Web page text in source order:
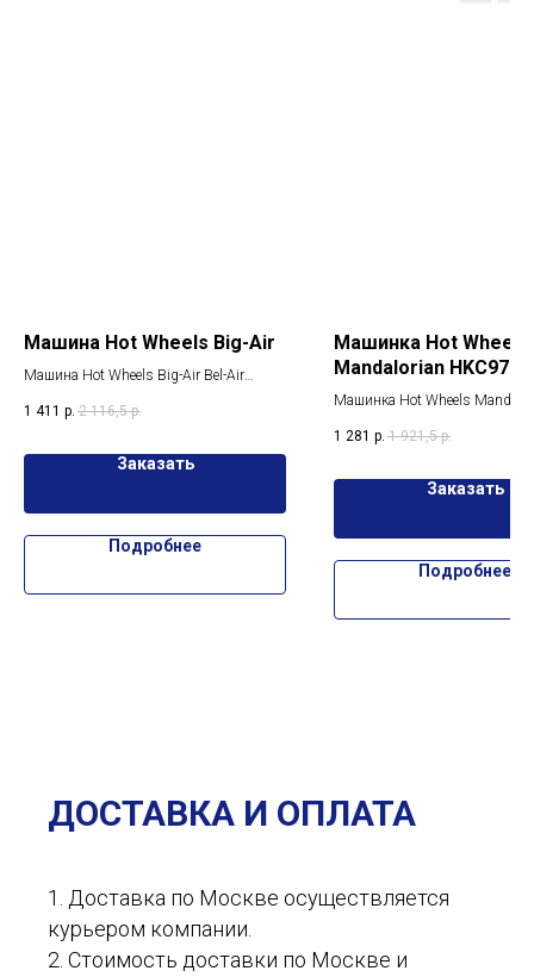
Машина Hot Wheels Big-Air
Машина Hot Wheels Big-Air Bel-Air
1 411 р. 2 116,5 р.
Заказать
Подробнее
Машинка Hot Wheels
Mandalorian HKC97.
Машинка Hot Wheels
1 281 р. 1 921,5 р.
Заказать
Подробнее
ДОСТАВКА И ОПЛАТА
1. Доставка по Москве осуществляется
курьером компании.
2. Стоимость доставки по Москве и